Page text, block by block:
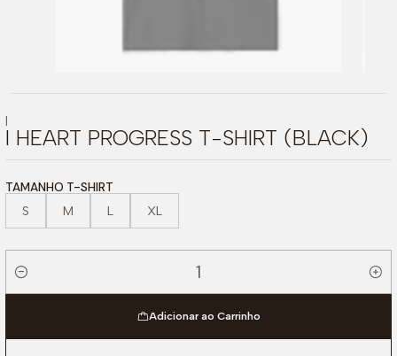
|
I HEART PROGRESS T-SHIRT (BLACK)
TAMANHO T-SHIRT
S M L XL
Quantidade
Adicionar ao Carrinho